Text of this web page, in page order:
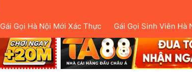
Gái Gọi Hà Nội Mới Xác Thực Gái Gọi Sinh Viên Hà